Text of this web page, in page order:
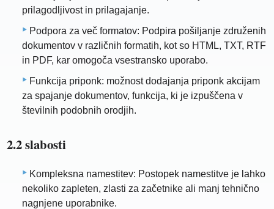
prilagodljivost in prilagajanje.
Podpora za več formatov: Podpira pošiljanje združenih
dokumentov v različnih formatih, kot so HTML, TXT, RTF
in PDF, kar omogoča vsestransko uporabo.
Funkcija priponk: možnost dodajanja priponk akcijam
za spajanje dokumentov, funkcija, ki je izpuščena v
številnih podobnih orodjih.
2.2 slabosti
Kompleksna namestitev: Postopek namestitve je lahko
nekoliko zapleten, zlasti za začetnike ali manj tehnično
nagnjene uporabnike.